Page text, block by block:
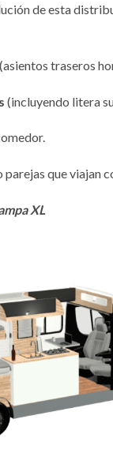
de esta
(asientos traseros
(incluyendo litera
que viajan
XL